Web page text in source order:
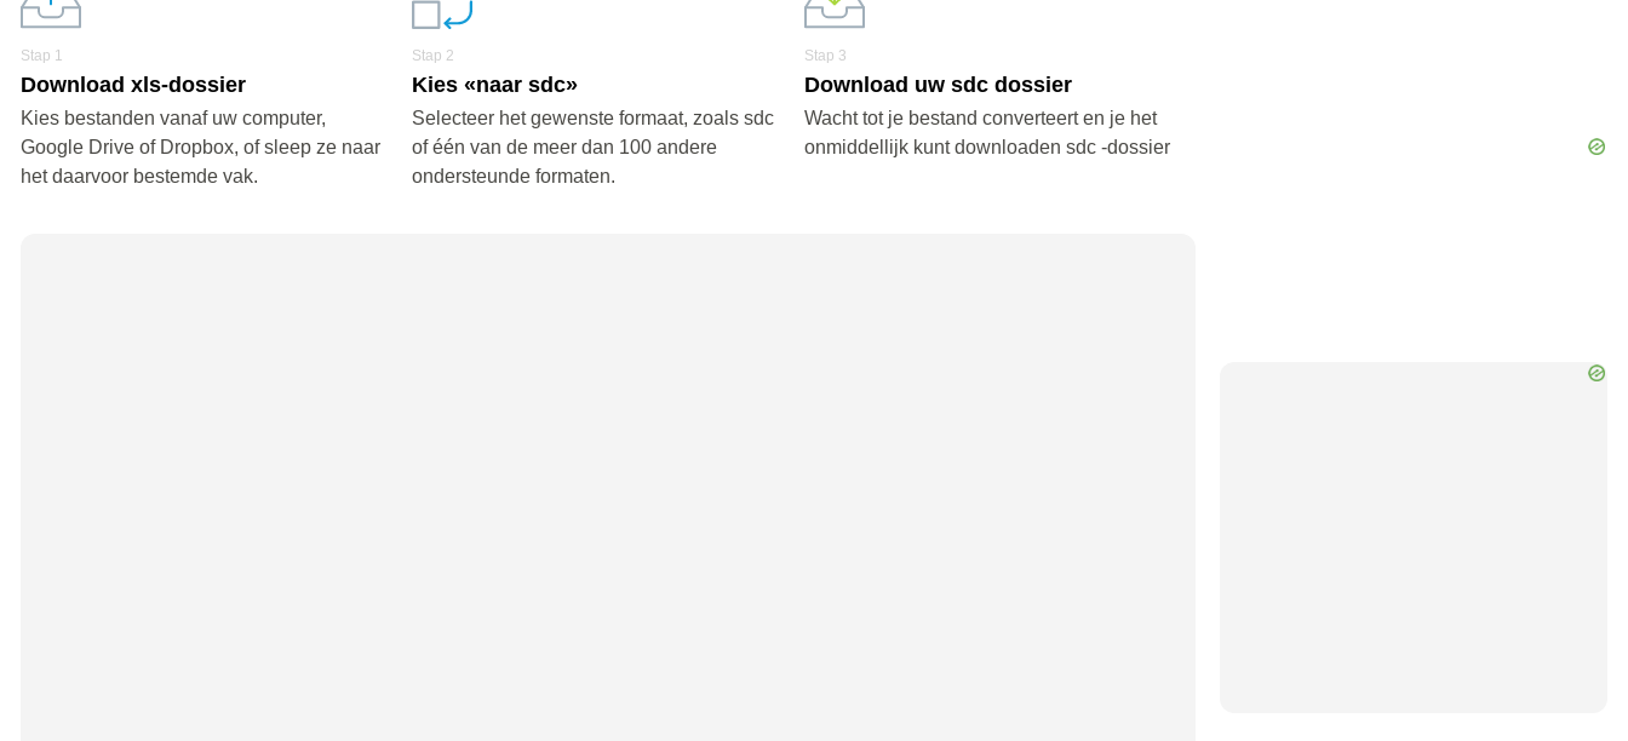
Stap 1
Download xls-dossier
Kies bestanden vanaf uw computer,
Google Drive of Dropbox, of sleep ze naar
het daarvoor bestemde vak.
Stap 2
Kies «naar sdc»
Selecteer het gewenste formaat, zoals sdc
of één van de meer dan 100 andere
ondersteunde formaten.
Stap 3
Download uw sdc dossier
Wacht tot je bestand converteert en je het
onmiddellijk kunt downloaden sdc -dossier